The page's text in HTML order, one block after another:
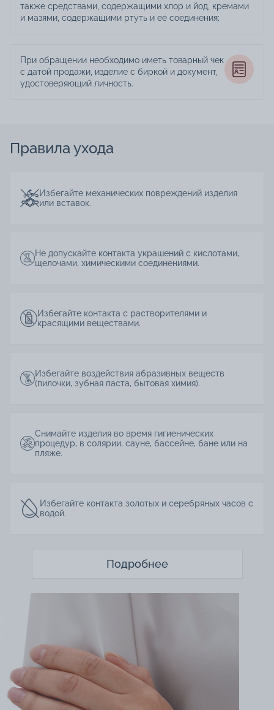
также средствами, содержащими хлор и йод, кремами
и мазями, содержащими ртуть и её соединения;
При обращении необходимо иметь товарный чек
с датой продажи, изделие с биркой и документ,
удостоверяющий личность.
Правила ухода
Избегайте механических повреждений изделия
или вставок.
Не допускайте контакта украшений с кислотами,
щелочами, химическими соединениями.
Избегайте контакта с растворителями и
красящими веществами.
Избегайте воздействия абразивных веществ
(пилочки, зубная паста, бытовая химия).
Снимайте изделия во время гигиенических
процедур, в солярии, сауне, бассейне, бане или на
пляже.
Избегайте контакта золотых и серебряных часов с
водой.
Подробнее